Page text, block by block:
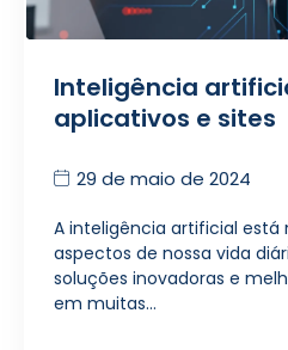
Inteligência
aplicativos e sites
29 de maio de 2024
A inteligência artificial
aspectos de nossa vida
soluções inovadoras e
em muitas…